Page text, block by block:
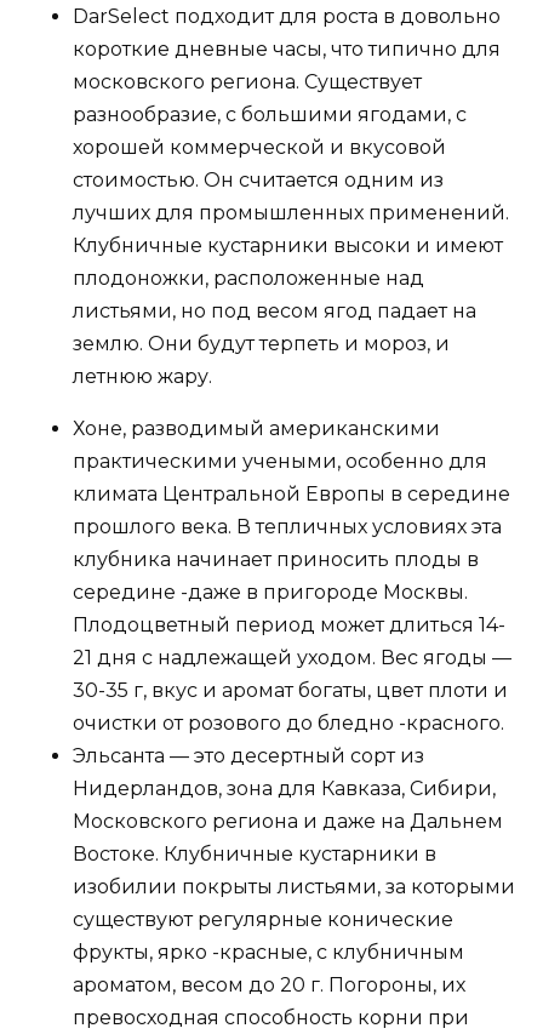
DarSelect подходит для роста в довольно
короткие дневные часы, что типично для
московского региона. Существует
разнообразие, с большими ягодами, с
хорошей коммерческой и вкусовой
стоимостью. Он считается одним из
лучших для промышленных применений.
Клубничные кустарники высоки и имеют
плодоножки, расположенные над
листьями, но под весом ягод падает на
землю. Они будут терпеть и мороз, и
летнюю жару.
Хоне, разводимый американскими
практическими учеными, особенно для
климата Центральной Европы в середине
прошлого века. В тепличных условиях эта
клубника начинает приносить плоды в
середине -даже в пригороде Москвы.
Плодоцветный период может длиться 14-
21 дня с надлежащей уходом. Вес ягоды —
30-35 г, вкус и аромат богаты, цвет плоти и
очистки от розового до бледно -красного.
Эльсанта — это десертный сорт из
Нидерландов, зона для Кавказа, Сибири,
Московского региона и даже на Дальнем
Востоке. Клубничные кустарники в
изобилии покрыты листьями, за которыми
существуют регулярные конические
фрукты, ярко -красные, с клубничным
ароматом, весом до 20 г. Погороны, их
превосходная способность корни при